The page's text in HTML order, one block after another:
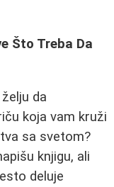
Što Treba Da
da
koja vam kruži
sa svetom?
knjigu, ali
deluje